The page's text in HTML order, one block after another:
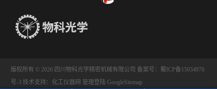
版权所有 © 2026 四川物科光学精密机械有限公司 备案号：蜀ICP备15034976
号-3 技术支持：化工仪器网 管理登陆 GoogleSitemap